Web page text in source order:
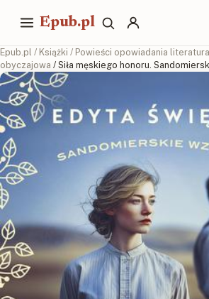
Epub.pl
Epub.pl / Książki / Powieści opowiadania
obyczajowa / Siła męskiego honoru.